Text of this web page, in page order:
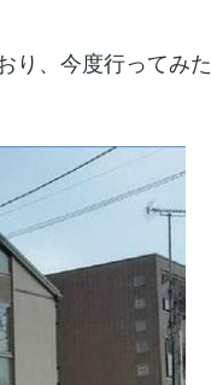
、今度行ってみ